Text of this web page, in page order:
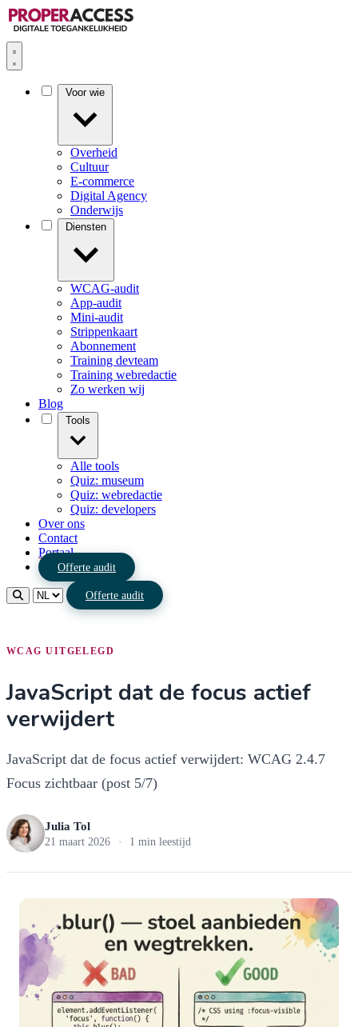
Overheid
Cultuur
E-commerce
Digital Agency
Onderwijs
WCAG-audit
App-audit
Mini-audit
Strippenkaart
Abonnement
Training devteam
Training webredactie
Zo werken wij
Blog
Alle tools
Quiz: museum
Quiz: webredactie
Quiz: developers
Over ons
Contact
Portaal
Offerte audit
Offerte audit
WCAG UITGELEGD
JavaScript dat de focus actief
verwijdert
JavaScript dat de focus actief verwijdert: WCAG 2.4.7
Focus zichtbaar (post 5/7)
Julia Tol
21 maart 2026 · 1 min leestijd